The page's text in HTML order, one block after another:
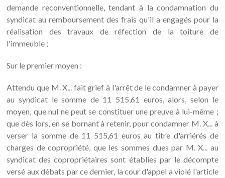
demande reconventionnelle, tendant à la condamnation du
syndicat au remboursement des frais qu'il a engagés pour la
réalisation des travaux de réfection de la toiture de
l'immeuble ;
Sur le premier moyen :
Attendu que M. X... fait grief à l'arrêt de le condamner à payer
au syndicat le somme de 11 515,61 euros, alors, selon le
moyen, que nul ne peut se constituer une preuve à lui-même ;
que dès lors, en se bornant à retenir, pour condamner M. X... à
verser la somme de 11 515,61 euros au titre d'arriérés de
charges de copropriété, que les sommes dues par M. X... au
syndicat des copropriétaires sont établies par le décompte
versé aux débats par ce dernier, la cour d'appel a violé l'article